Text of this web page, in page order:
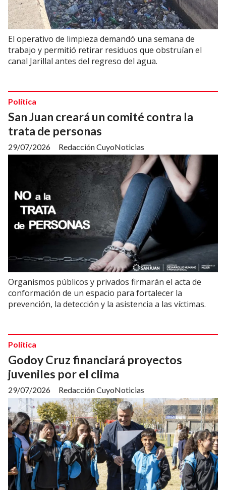
El operativo de limpieza demandó una semana de
trabajo y permitió retirar residuos que obstruían el
canal Jarillal antes del regreso del agua.
San Juan creará un comité contra la
trata de personas
Redacción CuyoNoticias
Política
29/07/2026
Organismos públicos y privados firmarán el acta de
conformación de un espacio para fortalecer la
prevención, la detección y la asistencia a las víctimas.
Godoy Cruz financiará proyectos
juveniles por el clima
Redacción CuyoNoticias
Política
29/07/2026